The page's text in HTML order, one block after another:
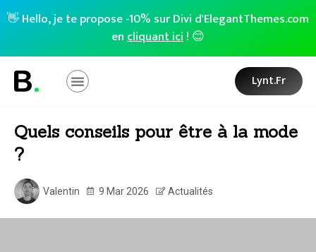
👋 Hello, je te propose -10% sur Divi d'ElegantThemes.com
encliquant ici! 😊
Lynt.fr
Quels conseils pour être à la mode
?
Valentin 9 Mar 2026 Actualités